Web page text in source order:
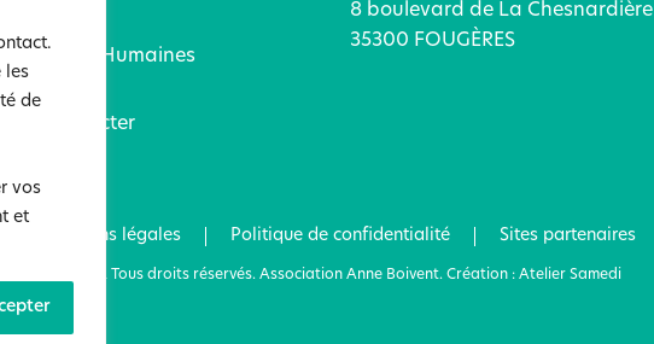
les
de
vos
et
Ressources Humaines
Nous contacter
8 boulevard de La Chesnardière
35300 FOUGÈRES
Mentions légales Politique de confidentialité Sites partenaires
©2022 Tous droits réservés. Association Anne Boivent. Création : Atelier Samedi